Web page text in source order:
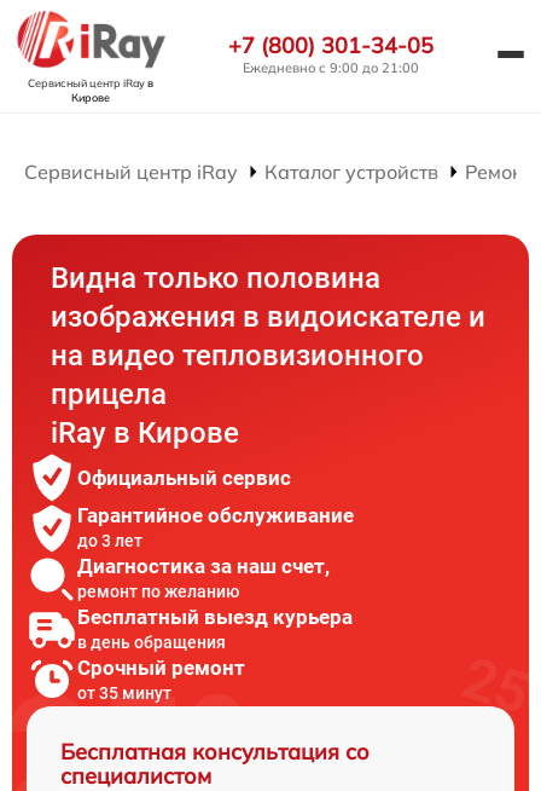
Сервисный центр iRayв
Кирове
+7 (800) 301-34-05
Ежедневно с 9:00 до 21:00
Сервисный центр iRay Каталог устройств Ремонт
Видна только половина
изображения в видоискателе и
на видео тепловизионного
прицела
iRay в Кирове
Официальный сервис
Гарантийное обслуживание
до 3 лет
Диагностика за наш счет,
ремонт по желанию
Бесплатный выезд курьера
в день обращения
Срочный ремонт
от 35 минут
Бесплатная консультация со
специалистом